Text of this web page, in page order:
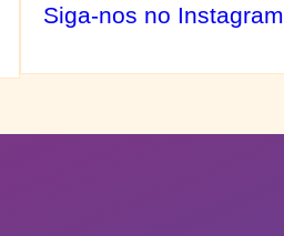
Siga-nos no Instagram